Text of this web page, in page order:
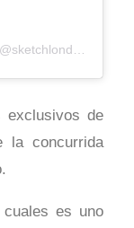
exclusivos de
la concurrida
es uno